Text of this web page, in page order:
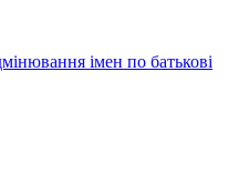
імен по батькові